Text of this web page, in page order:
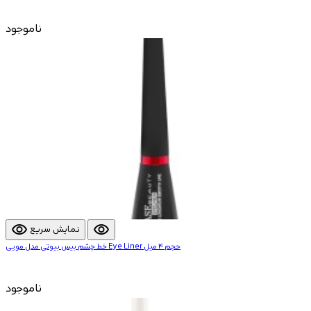
ناموجود
visibility نمایش سریع visibility
خط چشم بیس بیوتی مدل مویی Eye Liner حجم 4 میل
ناموجود